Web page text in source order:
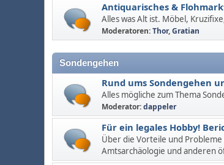
Antiquarisches &
Alles was Alt ist. Möbel,
Moderatoren:Thor,Gratian
Sondengehen
Rund ums Sondengehen
Alles mögliche zum Thema
Moderator:dappeler
Für ein legales Hobby!
Über die Vorteile und
Amtsarchäologie und anderen